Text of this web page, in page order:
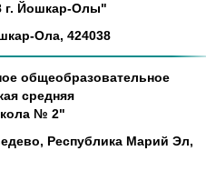
г. Йошкар-Олы"
Ола, 424038
общеобразовательное
средняя
№ 2"
Республика Марий Эл,